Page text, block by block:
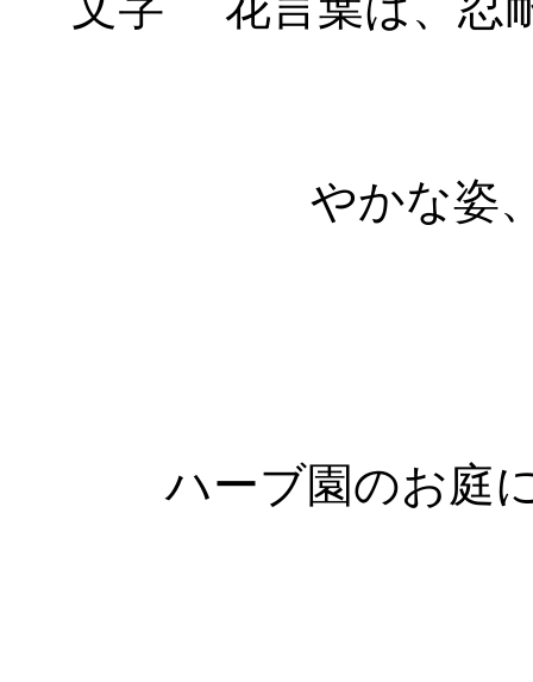
やかな姿
ハーブ園のお庭